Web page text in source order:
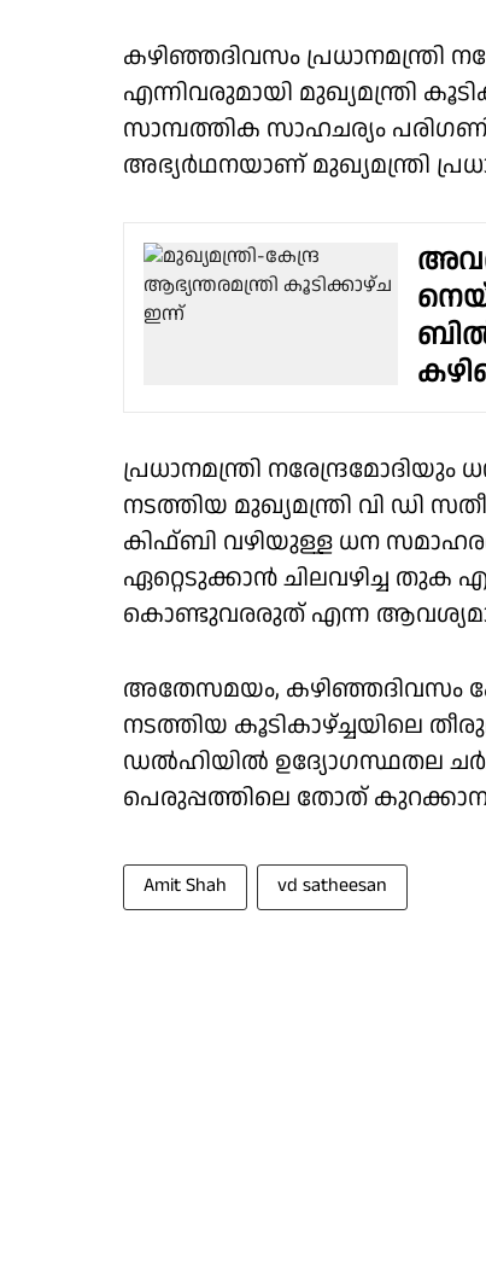
കഴിഞ്ഞദിവസം പ്രധാനമന്ത്രി
എന്നിവരുമായി മുഖ്യമന്ത്രി
സാമ്പത്തിക സാഹചര്യം
അഭ്യർഥനയാണ് മുഖ്യമന്ത്രി
ബിൽ
പ്രധാനമന്ത്രി
നടത്തിയ മുഖ്യമന്ത്രി വി ഡി
കിഫ്ബി വഴിയുള്ള ധന
ഏറ്റെടുക്കാൻ ചിലവഴിച്ച തുക
കൊണ്ടുവരരുത് എന്ന
അതേസമയം, കഴിഞ്ഞദിവസം
നടത്തിയ കൂടികാഴ്ച്ചയിലെ
ഡൽഹിയിൽ ഉദ്യോഗസ്ഥതല
പെരുപ്പത്തിലെ തോത്
Amit Shah vd satheesan